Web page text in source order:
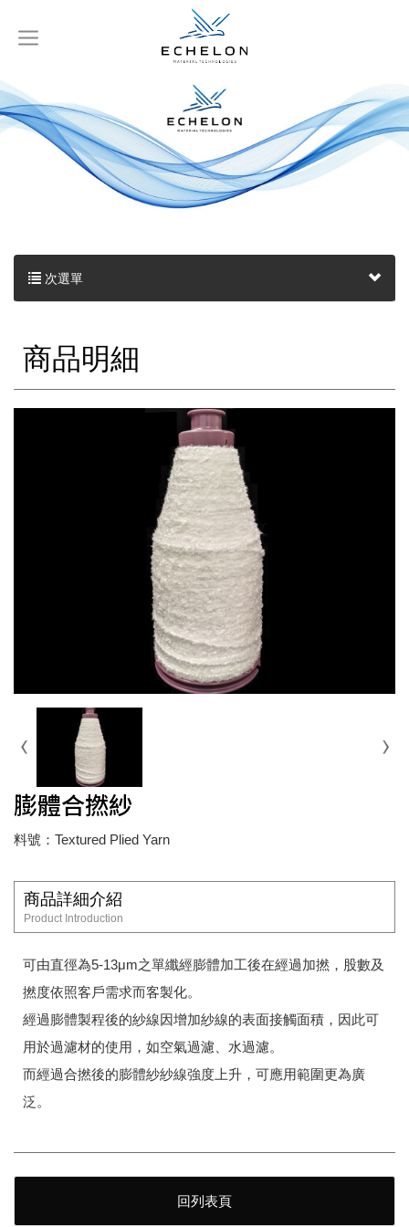
次選單
商品明細
膨體合撚紗
料號：Textured Plied Yarn
商品詳細介紹
Product Introduction
可由直徑為5-13μm之單纖經膨體加工後在經過加撚，股數及
撚度依照客戶需求而客製化。
經過膨體製程後的紗線因增加紗線的表面接觸面積，因此可
用於過濾材的使用，如空氣過濾、水過濾。
而經過合撚後的膨體紗紗線強度上升，可應用範圍更為廣
泛。
回列表頁